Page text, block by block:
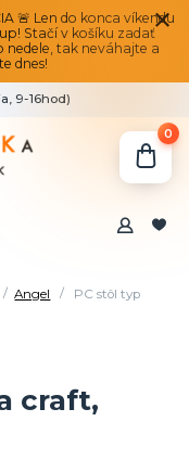
🚨 Len do konca víkendu
Stačí v košíku zadať
nedele, tak neváhajte a
dnes!
9-16hod)
0
Angel
PC stôl typ
craft,